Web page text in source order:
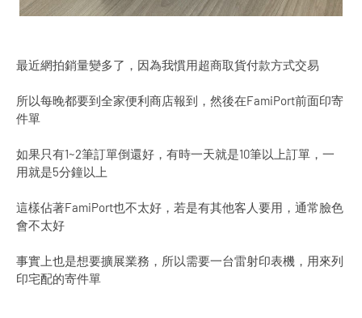
最近網拍銷量變多了，因為我慣用超商取貨付款方式交易
所以每晚都要到全家便利商店報到，然後在FamiPort前面印寄
件單
如果只有1~2筆訂單倒還好，有時一天就是10筆以上訂單，一
用就是5分鐘以上
這樣佔著FamiPort也不太好，若是有其他客人要用，通常臉色
會不太好
事實上也是想要擴展業務，所以需要一台雷射印表機，用來列
印宅配的寄件單